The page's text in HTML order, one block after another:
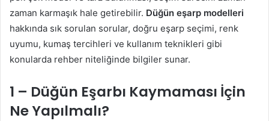
zaman karmaşık hale getirebilir. Düğün eşarp modelleri
hakkında sık sorulan sorular, doğru eşarp seçimi, renk
uyumu, kumaş tercihleri ve kullanım teknikleri gibi
konularda rehber niteliğinde bilgiler sunar.
1 – Düğün Eşarbı Kaymaması İçin
Ne Yapılmalı?